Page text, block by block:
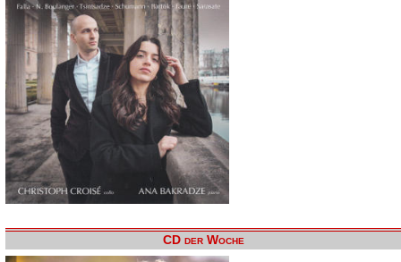
CD der Woche